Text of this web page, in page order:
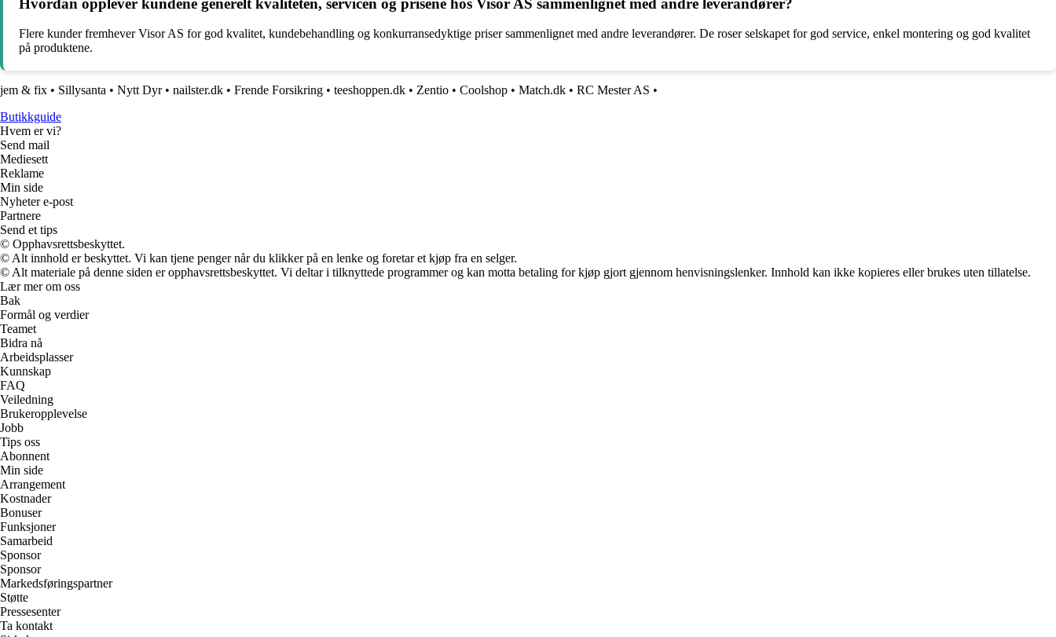
Flere kunder fremhever Visor AS for god kvalitet, kundebehandling og konkurransedyktige priser sammenlignet med andre leverandører. De roser selskapet for god service, enkel montering og god kvalitet
på produktene.
jem & fix • Sillysanta • Nytt Dyr• nailster.dk • Frende Forsikring • teeshoppen.dk • Zentio • Coolshop • Match.dk • RC Mester AS •
Butikkguide
Hvem er vi?
Send mail
Mediesett
Reklame
Min side
Nyheter e-post
Partnere
Send et tips
© Opphavsrettsbeskyttet.
© Alt innhold er beskyttet. Vi kan tjene penger når du klikker på en lenke og foretar et kjøp fra en selger.
© Alt materiale på denne siden er opphavsrettsbeskyttet. Vi deltar i tilknyttede programmer og kan motta betaling for kjøp gjort gjennom henvisningslenker. Innhold kan ikke kopieres eller brukes uten tillatelse.
Lær mer om oss
Bak
Formål og verdier
Teamet
Bidra nå
Arbeidsplasser
Kunnskap
FAQ
Veiledning
Brukeropplevelse
Jobb
Tips oss
Abonnent
Min side
Arrangement
Kostnader
Bonuser
Funksjoner
Samarbeid
Sponsor
Sponsor
Markedsføringspartner
Støtte
Pressesenter
Ta kontakt